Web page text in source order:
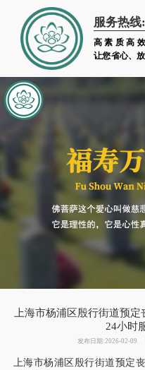
服务热线:
高素质高
让您省心、
上海市杨浦区殷行街道预定
24小时
发布日期:2026-02-09
上海市杨浦区 殷行街道预定